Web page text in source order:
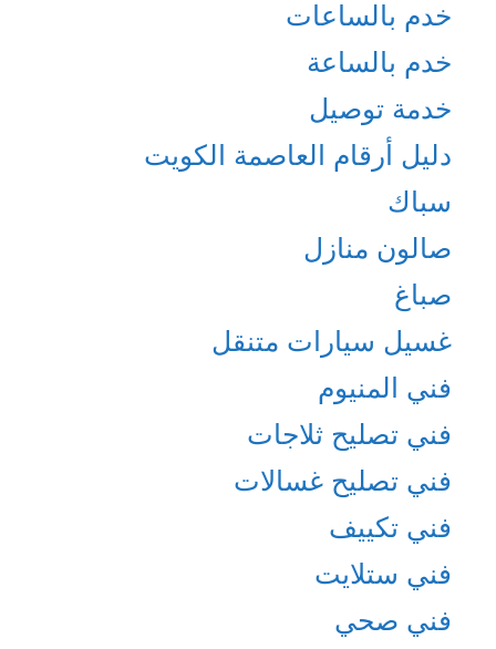
خدم بالساعات
خدم بالساعة
خدمة توصيل
دليل أرقام العاصمة الكويت
سباك
صالون منازل
صباغ
غسيل سيارات متنقل
فني المنيوم
فني تصليح ثلاجات
فني تصليح غسالات
فني تكييف
فني ستلايت
فني صحي